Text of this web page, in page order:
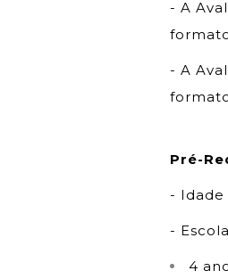
- A
- A
Pré-
- Idade
-
4